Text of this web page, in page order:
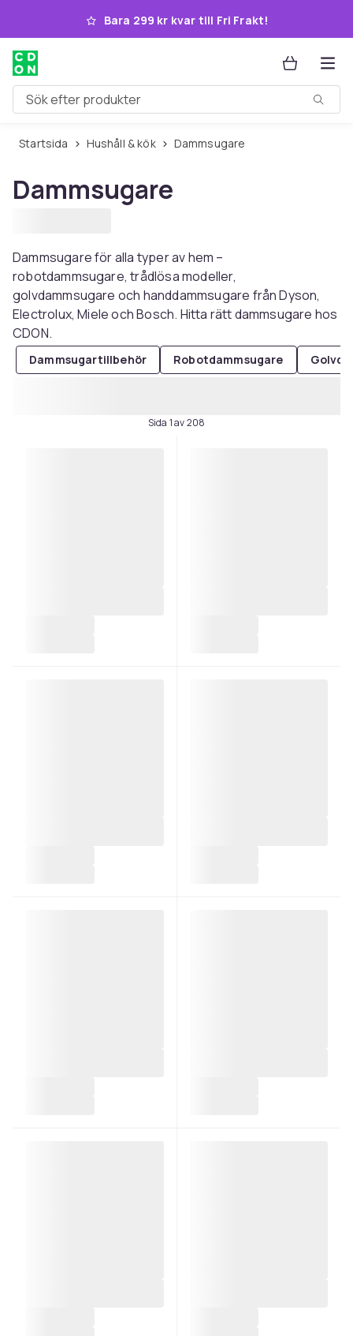
Hoppa till huvudinnehållet
Bara 299 kr kvar till Fri Frakt!
Sök efter produkter
Startsida Hushåll & kök Dammsugare
Dammsugare
Dammsugare för alla typer av hem –
robotdammsugare, trådlösa modeller,
golvdammsugare och handdammsugare från Dyson,
Electrolux, Miele och Bosch. Hitta rätt dammsugare hos
CDON.
Dammsugartillbehör Robotdammsugare
Sida 1 av 208